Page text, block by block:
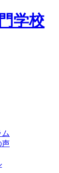
学校
声